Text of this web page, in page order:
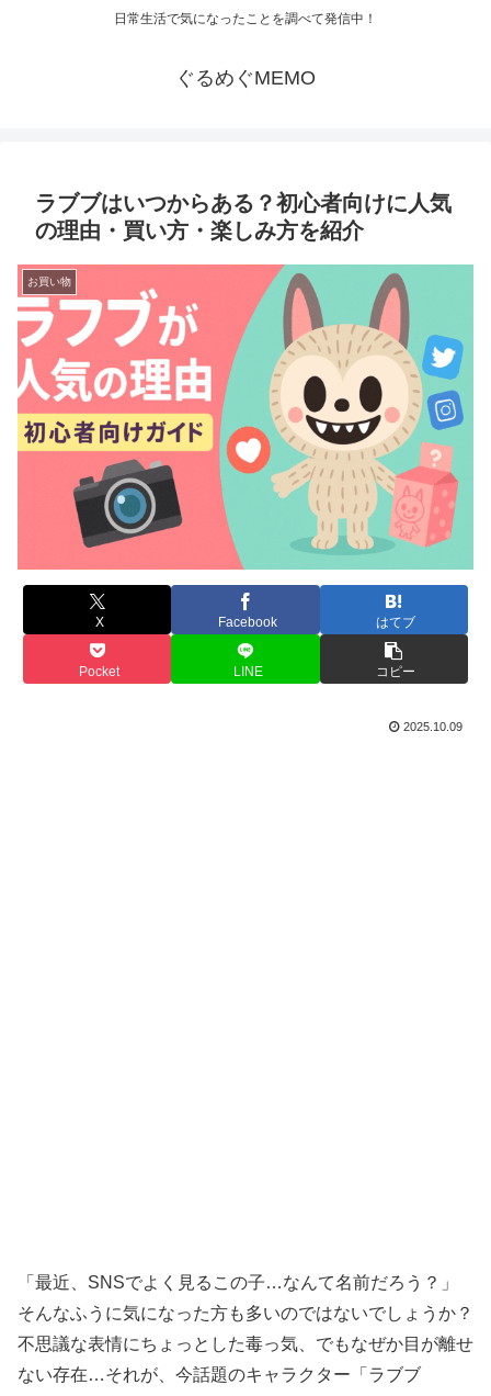
日常生活で気になったことを調べて発信中！
ぐるめぐMEMO
ラブブはいつからある？初心者向けに人気
の理由・買い方・楽しみ方を紹介
お買い物
X Facebook はてブ
Pocket LINE コピー
2025.10.09
「最近、SNSでよく見るこの子…なんて名前だろう？」
そんなふうに気になった方も多いのではないでしょうか？
不思議な表情にちょっとした毒っ気、でもなぜか目が離せ
ない存在…それが、今話題のキャラクター「ラブブ